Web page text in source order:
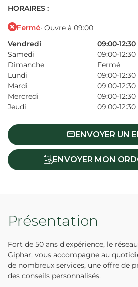
HORAIRES :
Fermé· Ouvre à 09:00
Vendredi
09:00-12:30
Samedi
09:00-12:30
Dimanche
Fermé
Lundi
09:00-12:30
Mardi
09:00-12:30
Mercredi
09:00-12:30
Jeudi
09:00-12:30
ENVOYER UN
ENVOYER MON
Présentation
Fort de 50 ans d'expérience, le
Giphar, vous accompagne au
de nombreux services, une offre de
des conseils personnalisés.